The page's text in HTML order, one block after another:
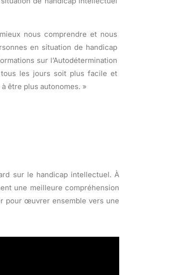
nous comprendre et nous
en situation de handicap
sur l’Autodétermination
les jours soit plus facile et
être plus autonomes. »
sur le handicap intellectuel. À
une meilleure compréhension
pour œuvrer ensemble vers une